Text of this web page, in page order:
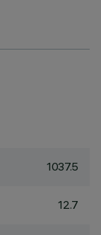
1037.5
12.7